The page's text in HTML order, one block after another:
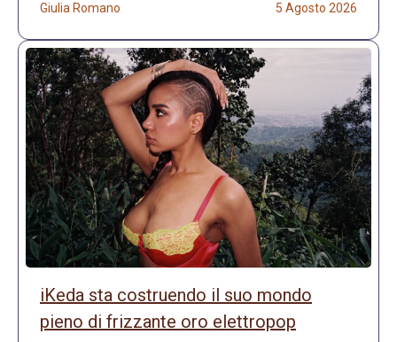
Giulia Romano 5 Agosto 2026
iKeda sta costruendo il suo mondo
pieno di frizzante oro elettropop